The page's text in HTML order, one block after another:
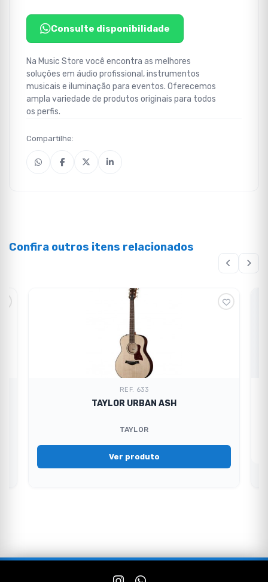
Consulte disponibilidade
Na Music Store você encontra as melhores
soluções em áudio profissional, instrumentos
musicais e iluminação para eventos. Oferecemos
ampla variedade de produtos originais para todos
os perfis.
Compartilhe:
Confira outros itens relacionados
REF. 633
TAYLOR URBAN ASH
TAYLOR
Ver produto